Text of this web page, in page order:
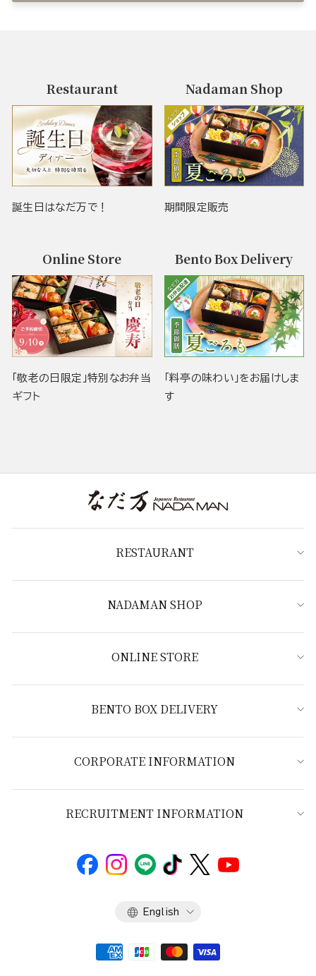
Restaurant
誕生日はなだ万で！
Nadaman Shop
期間限定販売
Online Store
「敬老の日限定」特別なお弁当
ギフト
Bento Box Delivery
「料亭の味わい」をお届けしま
す
RESTAURANT
NADAMAN SHOP
ONLINE STORE
BENTO BOX DELIVERY
CORPORATE INFORMATION
RECRUITMENT INFORMATION
Language
English